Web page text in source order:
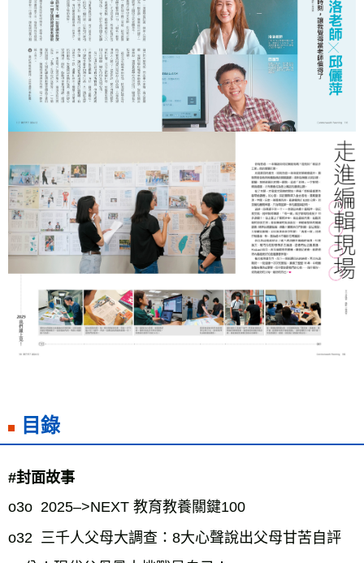
目錄
#封面故事
o3o  2025–>NEXT 教育教養關鍵100
o32  三千人父母大調查：8大心聲說出父母甘苦自評